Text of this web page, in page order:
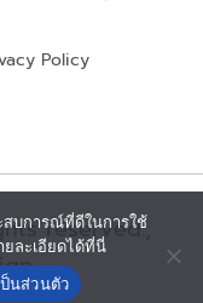
Policy
reserved.,
บการณ์ที่ดีในการใช้
ละเอียดได้ที่นี่
นส่วนตัว